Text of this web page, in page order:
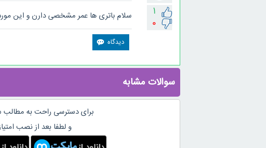
1
0
سلام باتری ها عمر مشخصی دارن و این
سوالات مشابه
برای دسترسی راحت به
و لطفا بعد از نصب